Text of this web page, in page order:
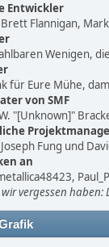
Entwickler
Flannigan,
Wenigen,
für Eure Mühe,
von SMF
"[Unknown]"
Fung und
an
vergessen haben: